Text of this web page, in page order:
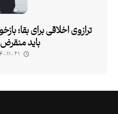
ترازوی اخلاقی برای بقا؛
باید
۱۴۰۴-